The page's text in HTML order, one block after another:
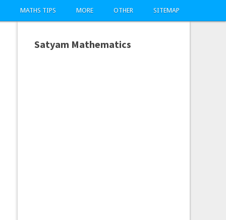
MATHS TIPS MORE OTHER SITEMAP
Satyam Mathematics